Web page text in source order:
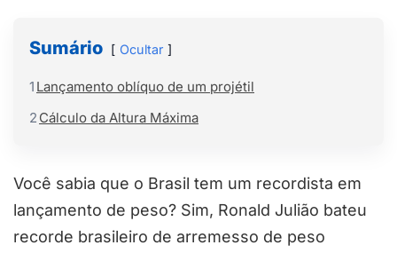
Sumário Ocultar
1 Lançamento oblíquo de um projétil
2 Cálculo da Altura Máxima
Você sabia que o Brasil tem um recordista em
lançamento de peso? Sim, Ronald Julião bateu
recorde brasileiro de arremesso de peso